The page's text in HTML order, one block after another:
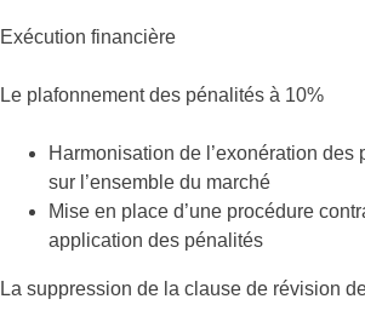
Exécution financière
Le plafonnement des pénalités à 10%
Harmonisation de l’exonération des
sur l’ensemble du marché
Mise en place d’une procédure
application des pénalités
La suppression de la clause de révision